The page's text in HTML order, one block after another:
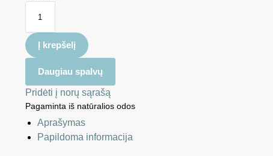
Į krepšelį
Daugiau spalvų
Pridėti į norų sąrašą
Pagaminta iš natūralios odos
Aprašymas
Papildoma informacija